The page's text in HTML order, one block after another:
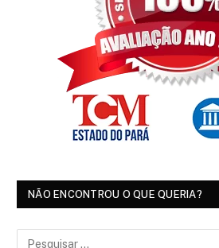
NÃO ENCONTROU O QUE QUERIA?